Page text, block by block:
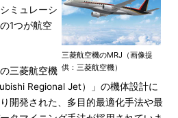
三菱航空機のMRJ（画像提
供：三菱航空機）
ミュレーシ
1つが航空
三菱航空機
Regional Jet）」の機体設計に
開発された、多目的最適化手法や最